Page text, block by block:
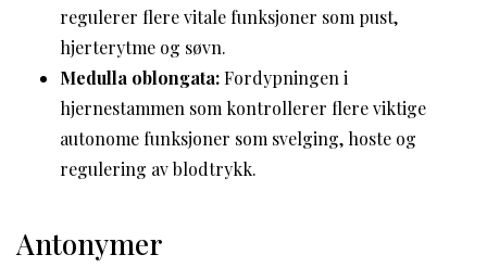
regulerer flere vitale funksjoner som pust,
hjerterytme og søvn.
Medulla oblongata:Fordypningen i
hjernestammen som kontrollerer flere viktige
autonome funksjoner som svelging, hoste og
regulering av blodtrykk.
Antonymer